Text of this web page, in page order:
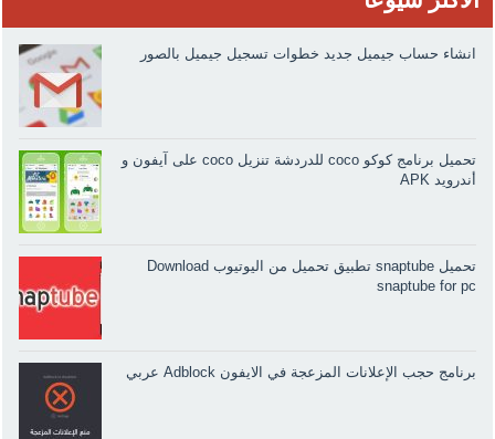
انشاء حساب جيميل جديد خطوات تسجيل جيميل بالصور
تحميل برنامج كوكو coco للدردشة تنزيل coco على آيفون و
أندرويد APK
تحميل snaptube تطبيق تحميل من اليوتيوب Download
snaptube for pc
برنامج حجب الإعلانات المزعجة في الايفون Adblock عربي